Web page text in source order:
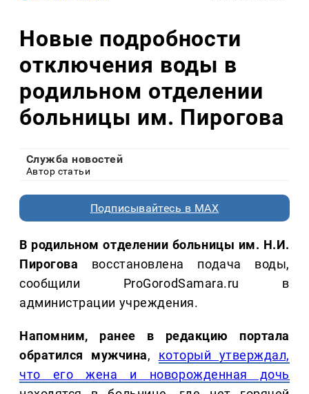
Новые подробности
отключения воды в
родильном отделении
больницы им. Пирогова
Служба новостей
Автор статьи
Подписывайтесь в MAX
В родильном отделении больницы им. Н.И.
Пирогова восстановлена подача воды,
сообщили ProGorodSamara.ru в
администрации учреждения.
Напомним, ранее в редакцию портала
обратился мужчина, который утверждал,
что его жена и новорожденная дочь